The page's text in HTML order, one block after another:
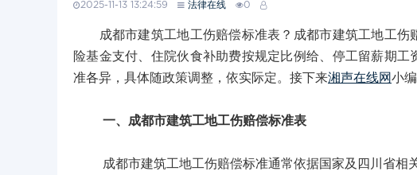
2025-11-13 13:24:59 法律在线 0
成都市建筑工地工伤赔偿标准表？成都市建筑工地工伤
险基金支付、住院伙食补助费按规定比例给、停工留薪期
准各异，具体随政策调整，依实际定。接下来湘声在线网小
一、成都市建筑工地工伤赔偿标准表
成都市建筑工地工伤赔偿标准通常依据国家及四川省相关